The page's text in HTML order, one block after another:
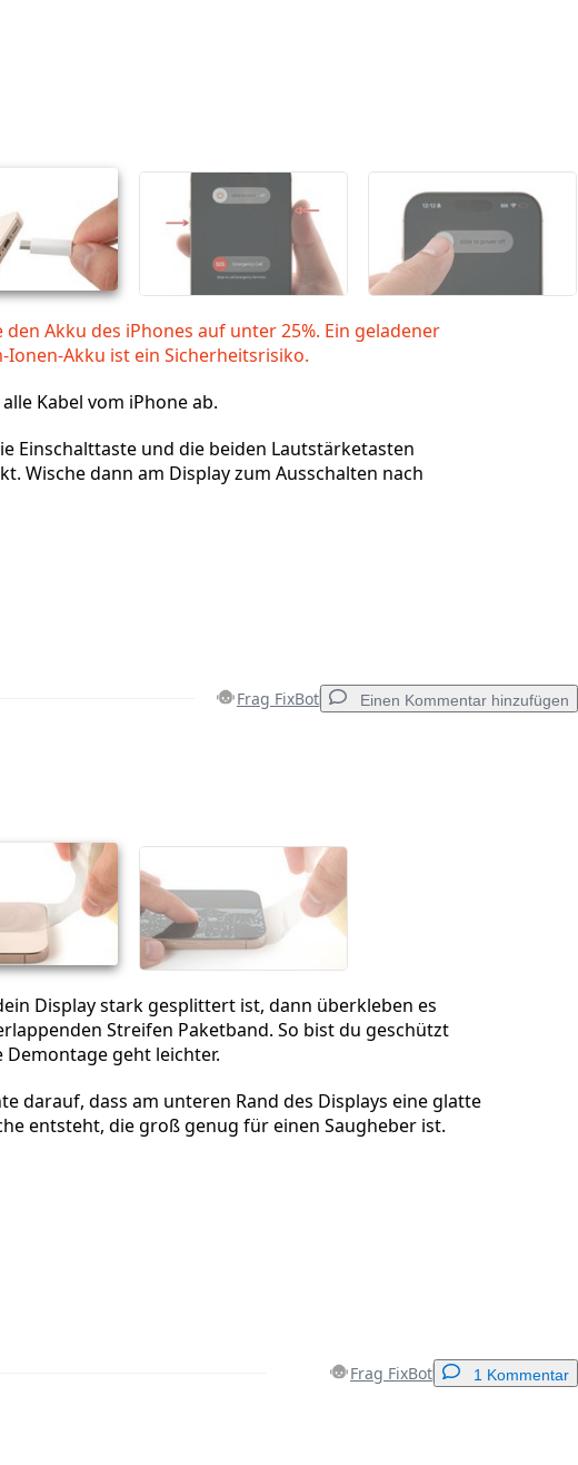
den Akku des iPhones auf unter 25%. Ein geladener
Ionen-Akku ist ein Sicherheitsrisiko.
Kabel vom iPhone ab.
Einschalttaste und die beiden Lautstärketasten
Wische dann am Display zum Ausschalten nach
Frag FixBot Einen Kommentar hinzufügen
Abbrechen
Display stark gesplittert ist, dann überkleben es
Streifen Paketband. So bist du geschützt
Demontage geht leichter.
darauf, dass am unteren Rand des Displays eine glatte
entsteht, die groß genug für einen Saugheber ist.
Frag FixBot 1 Kommentar